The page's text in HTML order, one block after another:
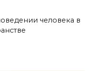
человека в